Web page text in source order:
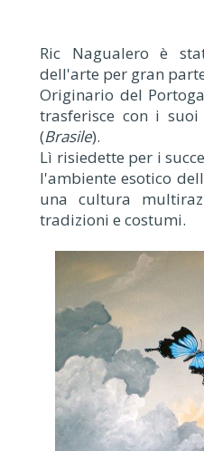
Ric Nagualero è
dell'arte per gran
Originario del
trasferisce con i
(Brasile).
Lì risiedette per i
l'ambiente esotico
una cultura
tradizioni e costumi.